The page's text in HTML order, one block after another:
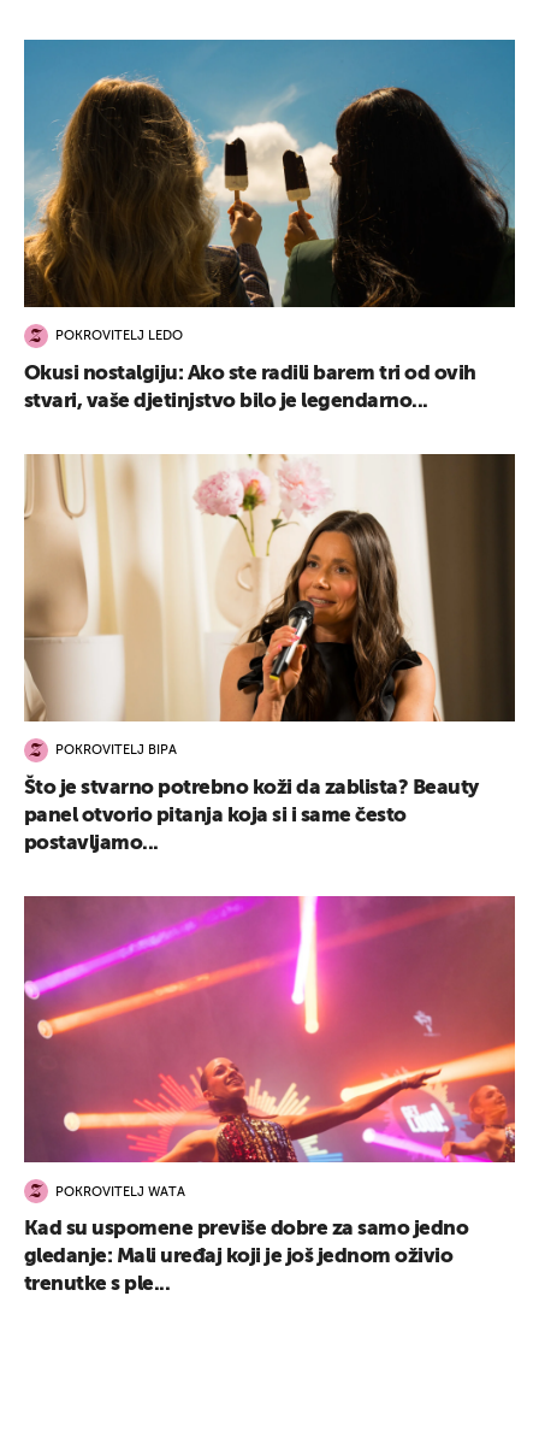
POKROVITELJ LEDO
Okusi nostalgiju: Ako ste radili barem tri od ovih
stvari, vaše djetinjstvo bilo je legendarno...
POKROVITELJ BIPA
Što je stvarno potrebno koži da zablista? Beauty
panel otvorio pitanja koja si i same često
postavljamo...
POKROVITELJ WATA
Kad su uspomene previše dobre za samo jedno
gledanje: Mali uređaj koji je još jednom oživio
trenutke s ple...